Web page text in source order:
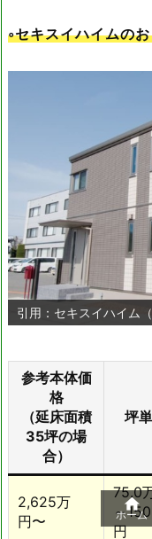
大府支店
◦セキスイハイムの
引用：セキスイハイム
参考本体価
格
（延床面積
35坪の場
合）
坪
2,625万
円〜
75.0
～
円

ホーム